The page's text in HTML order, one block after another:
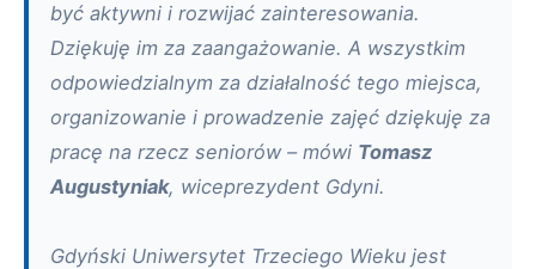
być aktywni i rozwijać zainteresowania.
Dziękuję im za zaangażowanie. A wszystkim
odpowiedzialnym za działalność tego miejsca,
organizowanie i prowadzenie zajęć dziękuję za
pracę na rzecz seniorów – mówi Tomasz
Augustyniak, wiceprezydent Gdyni.
Gdyński Uniwersytet Trzeciego Wieku jest